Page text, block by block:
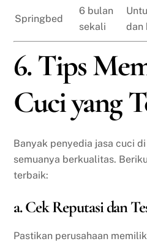
Springbed
6 bulan
sekali
dan
6. Tips
Cuci yang
Banyak penyedia jasa cuci
semuanya berkualitas.
terbaik:
a. Cek Reputasi dan
Pastikan perusahaan